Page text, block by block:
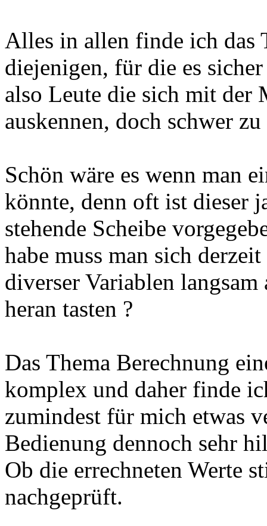
Alles in allen finde ich das
diejenigen, für die es
also Leute die sich mit der
auskennen, doch schwer
Schön wäre es wenn man
könnte, denn oft ist dieser
stehende Scheibe
habe muss man sich
diverser Variablen langsam
heran tasten ?
Das Thema Berechnung
komplex und daher finde
zumindest für mich etwas
Bedienung dennoch sehr
Ob die errechneten Werte
nachgeprüft.